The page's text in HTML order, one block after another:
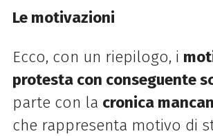
Le motivazioni
Ecco, con un riepilogo, i
protesta con conseguente
parte con la cronica
che rappresenta motivo di